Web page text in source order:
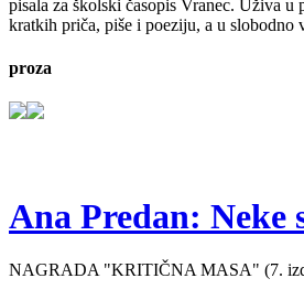
pisala za školski časopis Vranec. Uživa
kratkih priča, piše i poeziju, a u slobodno
proza
Ana Predan: Neke
NAGRADA "KRITIČNA MASA" (7.